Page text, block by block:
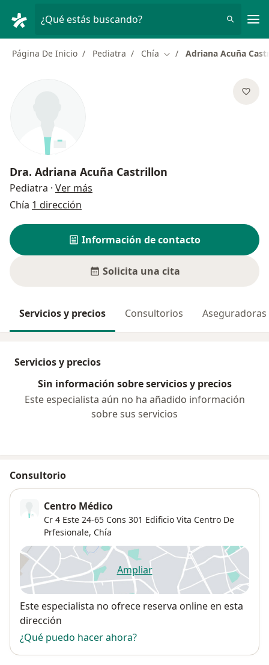
¿Qué estás buscando?
Página De Inicio Pediatra Chía Cambiar de ciudad
Adriana Acuña
Dra. Adriana Acuña Castrillon
Pediatra · Ver más
Chía 1 dirección
Información de contacto
Solicita una cita
Servicios y precios Consultorios Aseguradoras
Servicios y precios
Sin información sobre servicios y precios
Este especialista aún no ha añadido información
sobre sus servicios
Consultorio
Centro Médico
Cr 4 Este 24-65 Cons 301 Edificio Vita Centro De
Prfesionale, Chía
Ampliarse abre en una nueva
Disponibilidad
Este especialista no ofrece reserva online en esta
dirección
¿Qué puedo hacer ahora?